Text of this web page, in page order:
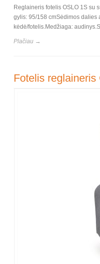
Reglaineris fotelis OSLO 1S su
gylis: 95/158 cmSėdimos dalies
kėdė/fotelis.Medžiaga:
Plačiau →
Fotelis